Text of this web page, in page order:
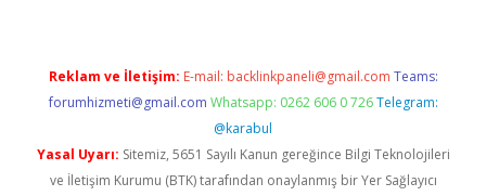
Reklam ve İletişim: E-mail: backlinkpaneli@gmail.com Teams:
forumhizmeti@gmail.com Whatsapp: 0262 606 0 726 Telegram:
@karabul
Yasal Uyarı: Sitemiz, 5651 Sayılı Kanun gereğince Bilgi Teknolojileri
ve İletişim Kurumu (BTK) tarafından onaylanmış bir Yer Sağlayıcı